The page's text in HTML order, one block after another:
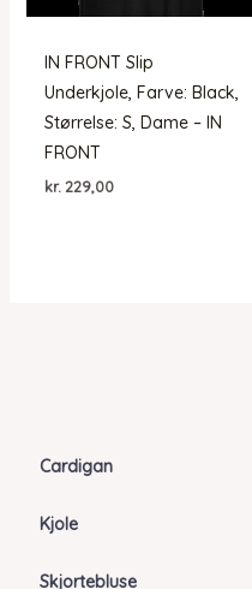
Cardigan
Kjole
Skjortebluse
IN FRONT Slip
Underkjole, Farve: Black,
Størrelse: S, Dame – IN
FRONT
kr.229,00